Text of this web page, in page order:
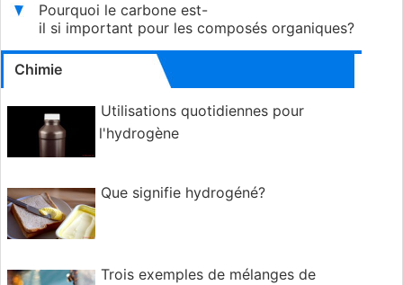
Pourquoi le carbone est-
il si important pour les composés organiques?
Chimie
Utilisations quotidiennes pour
l'hydrogène
Que signifie hydrogéné?
Trois exemples de mélanges de